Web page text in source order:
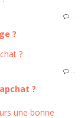
?
…
?